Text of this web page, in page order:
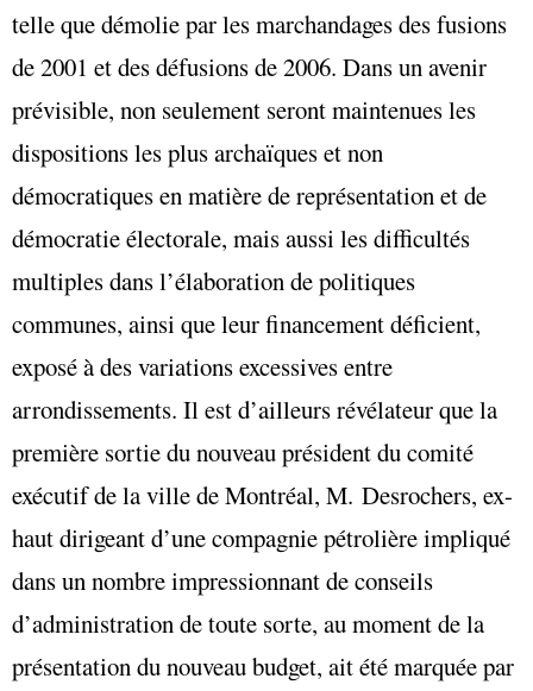
telle que démolie par les marchandages des fusions
de 2001 et des défusions de 2006. Dans un avenir
prévisible, non seulement seront maintenues les
dispositions les plus archaïques et non
démocratiques en matière de représentation et de
démocratie électorale, mais aussi les difficultés
multiples dans l’élaboration de politiques
communes, ainsi que leur financement déficient,
exposé à des variations excessives entre
arrondissements. Il est d’ailleurs révélateur que la
première sortie du nouveau président du comité
exécutif de la ville de Montréal, M. Desrochers, ex-
haut dirigeant d’une compagnie pétrolière impliqué
dans un nombre impressionnant de conseils
d’administration de toute sorte, au moment de la
présentation du nouveau budget, ait été marquée par